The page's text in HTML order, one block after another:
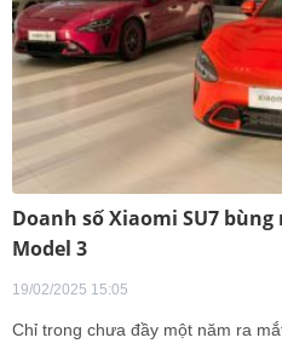
Doanh số Xiaomi SU7
Model 3
19/02/2025 15:05
Chỉ trong chưa đầy một năm ra